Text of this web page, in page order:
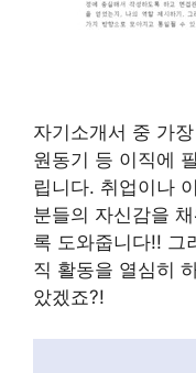
자기소개서 중 가
원동기 등 이직에
립니다. 취업이나
분들의 자신감을
록 도와줍니다!! 그
직 활동을 열심히
았겠죠?!